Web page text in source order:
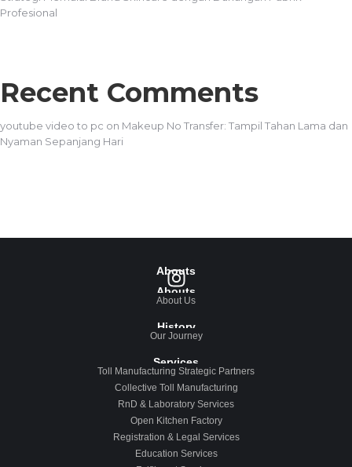
Profesional
Recent Comments
youtube video to pc on Makeup No Transfer: Tampil Tahan Lama dan
Nyaman Sepanjang Hari
Abouts
Abouts
About Us
History
Our Journey
Services
Toll Manufacturing Strategic Partners
Collective Toll Manufacturing
RnD & Laboratory Services
Open Kitchen Factory
Registration & Legal Services
Education Services